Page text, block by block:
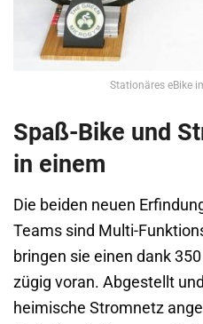
Stationäres eBike
Spaß-Bike und
in einem
Die beiden neuen
Teams sind Multi-
bringen sie einen dank
zügig voran. Abgestellt
heimische Stromnetz